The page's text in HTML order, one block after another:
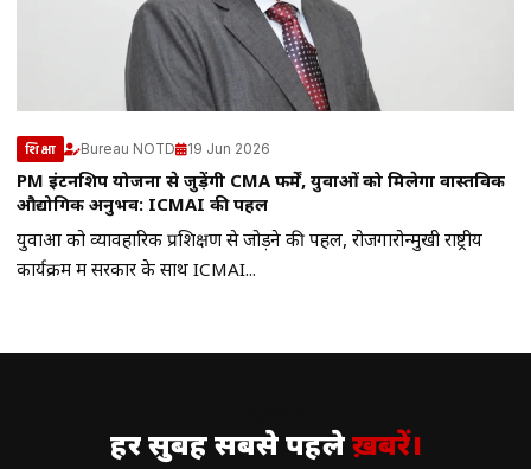
शिक्षा Bureau NOTD 19 Jun 2026
PM इंटर्नशिप योजना से जुड़ेंगी CMA फर्में, युवाओं को मिलेगा वास्तविक
औद्योगिक अनुभव: ICMAI की पहल
युवाओं को व्यावहारिक प्रशिक्षण से जोड़ने की पहल, रोजगारोन्मुखी राष्ट्रीय
कार्यक्रम में सरकार के साथ ICMAI...
हर सुबह सबसे पहलेख़बरें।